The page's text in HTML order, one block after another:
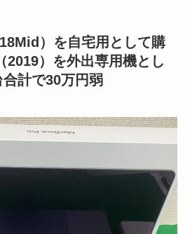
）を自宅用として購
2019）を外出専用機とし
計で30万円弱